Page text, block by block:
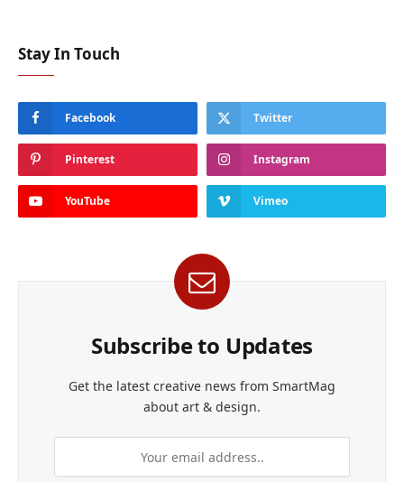
Stay In Touch
Facebook Twitter
Pinterest Instagram
YouTube Vimeo
Subscribe to Updates
Get the latest creative news from SmartMag
about art & design.